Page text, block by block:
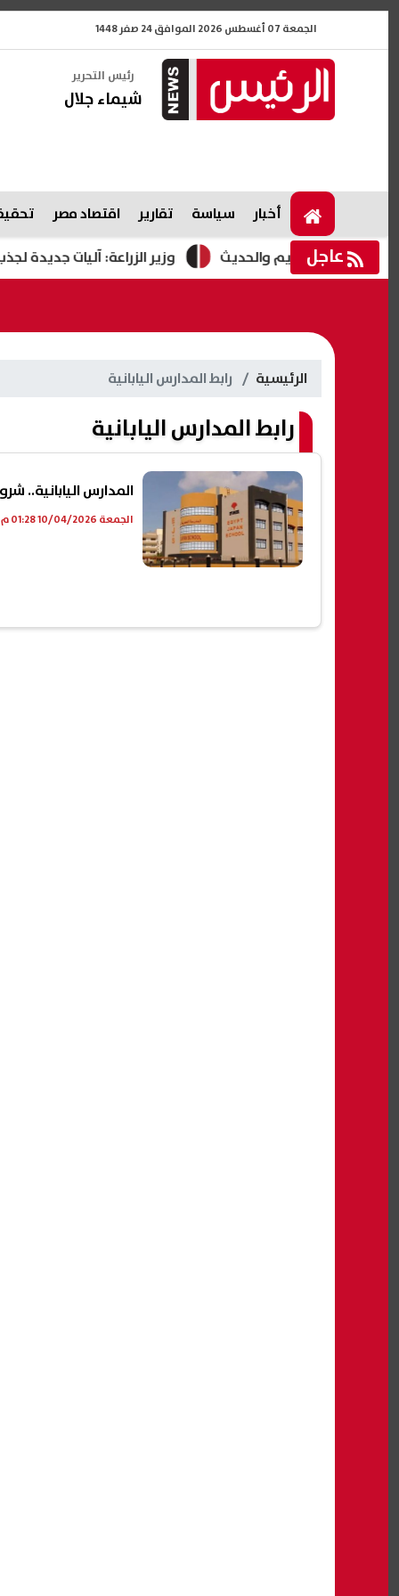
الجمعة 07 أغسطس 2026 الموافق 24 صفر 1448
رئيس التحرير
شيماء جلال
أخبار سياسة تقارير اقتصاد مصر
عاجل وزير الزراعة: آليات جديدة لجذب
الرئيسية رابط المدارس اليابانية
رابط المدارس اليابانية
المدارس اليابانية..
الجمعة 10/04/2026 01:28 م